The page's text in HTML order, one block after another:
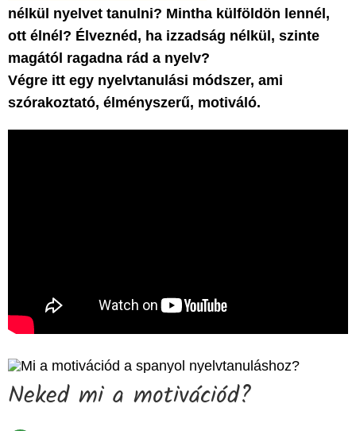
nélkül nyelvet tanulni? Mintha külföldön lennél,
ott élnél? Élveznéd, ha izzadság nélkül, szinte
magától ragadna rád a nyelv?
Végre itt egy nyelvtanulási módszer, ami
szórakoztató, élményszerű, motiváló.
Neked mi a motivációd?